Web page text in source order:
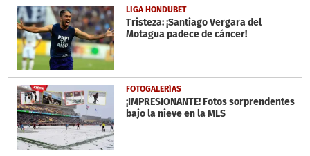
21
seconds
LIGA HONDUBET
Tristeza: ¡Santiago Vergara del
Motagua padece de cáncer!
FOTOGALERÍAS
¡IMPRESIONANTE! Fotos sorprendentes
bajo la nieve en la MLS